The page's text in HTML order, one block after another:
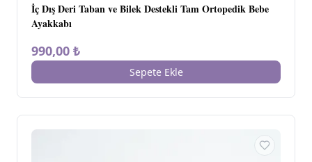
İç Dış Deri Taban ve Bilek Destekli Tam Ortopedik Bebe
Ayakkabı
990,00 ₺
Sepete Ekle